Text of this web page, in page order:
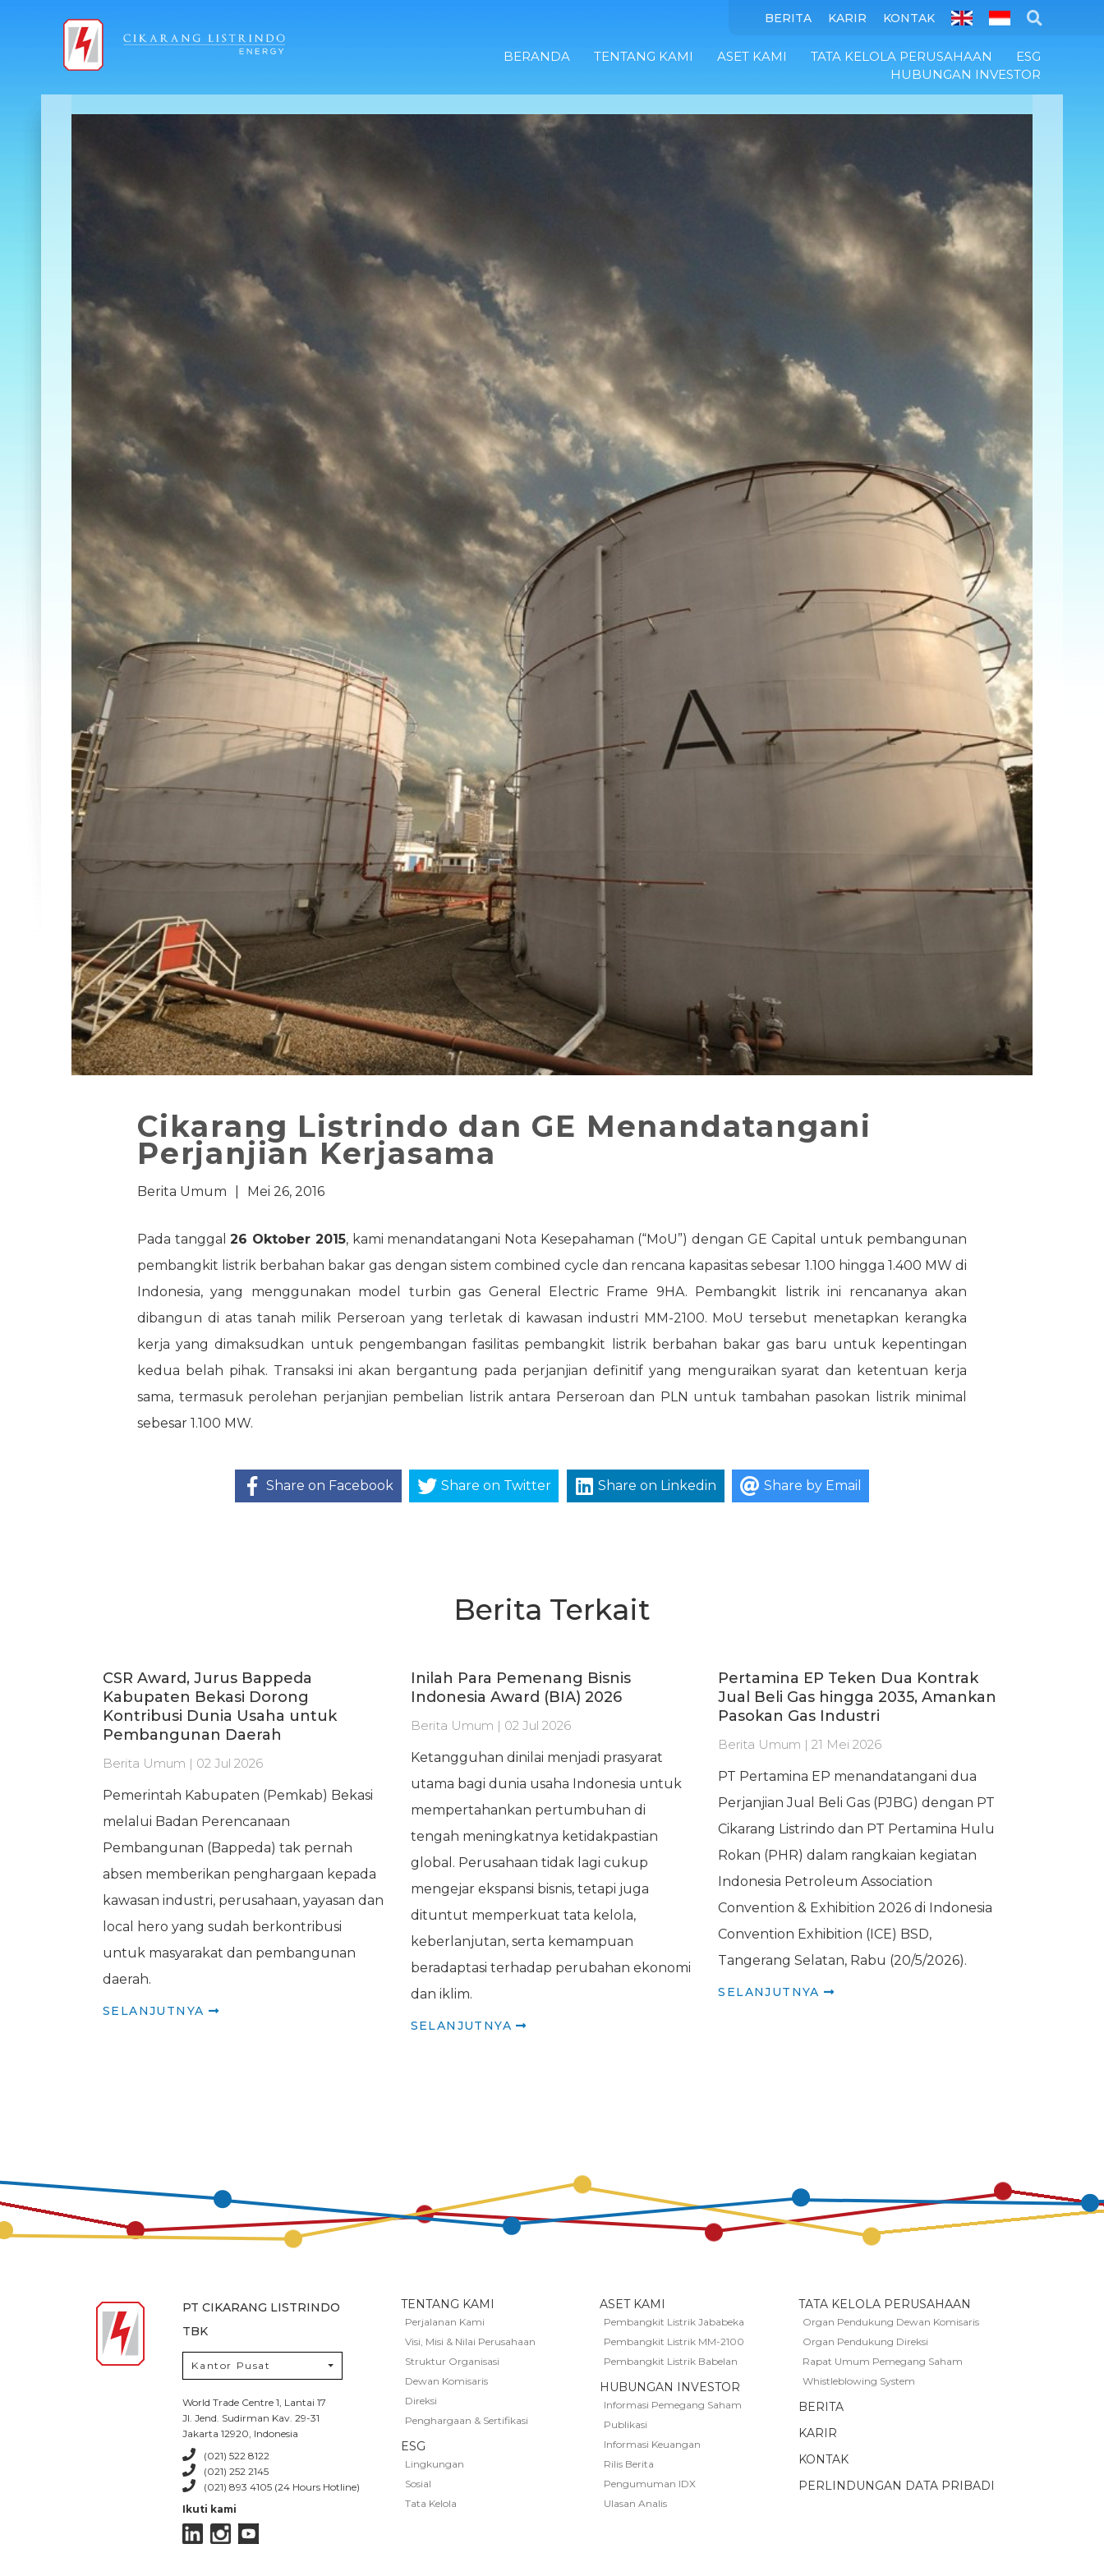
BERITA KARIR KONTAK
BERANDA TENTANG KAMI ASET KAMI TATA KELOLA PERUSAHAAN
ESG
HUBUNGAN INVESTOR
Cikarang Listrindo dan GE Menandatangani
Perjanjian Kerjasama
Berita Umum Mei 26, 2016
Pada tanggal26 Oktober 2015, kami menandatangani Nota Kesepahaman (“MoU”) dengan GE Capital untuk pembangunan
pembangkit listrik berbahan bakar gas dengan sistem combined cycle dan rencana kapasitas sebesar 1.100 hingga 1.400 MW di
Indonesia, yang menggunakan model turbin gas General Electric Frame 9HA. Pembangkit listrik ini rencananya akan
dibangun di atas tanah milik Perseroan yang terletak di kawasan industri MM-2100. MoU tersebut menetapkan kerangka
kerja yang dimaksudkan untuk pengembangan fasilitas pembangkit listrik berbahan bakar gas baru untuk kepentingan
kedua belah pihak. Transaksi ini akan bergantung pada perjanjian definitif yang menguraikan syarat dan ketentuan kerja
sama, termasuk perolehan perjanjian pembelian listrik antara Perseroan dan PLN untuk tambahan pasokan listrik minimal
sebesar 1.100 MW.
Share on Facebook Share on Twitter Share on Linkedin Share by Email
Berita Terkait
CSR Award, Jurus Bappeda
Kabupaten Bekasi Dorong
Kontribusi Dunia Usaha untuk
Pembangunan Daerah
Berita Umum | 02 Jul 2026
Pemerintah Kabupaten (Pemkab) Bekasi
melalui Badan Perencanaan
Pembangunan (Bappeda) tak pernah
absen memberikan penghargaan kepada
kawasan industri, perusahaan, yayasan dan
local hero yang sudah berkontribusi
untuk masyarakat dan pembangunan
daerah.
SELANJUTNYA
Inilah Para Pemenang Bisnis
Indonesia Award (BIA) 2026
Berita Umum | 02 Jul 2026
Ketangguhan dinilai menjadi prasyarat
utama bagi dunia usaha Indonesia untuk
mempertahankan pertumbuhan di
tengah meningkatnya ketidakpastian
global. Perusahaan tidak lagi cukup
mengejar ekspansi bisnis, tetapi juga
dituntut memperkuat tata kelola,
keberlanjutan, serta kemampuan
beradaptasi terhadap perubahan ekonomi
dan iklim.
SELANJUTNYA
Pertamina EP Teken Dua Kontrak
Jual Beli Gas hingga 2035, Amankan
Pasokan Gas Industri
Berita Umum | 21 Mei 2026
PT Pertamina EP menandatangani dua
Perjanjian Jual Beli Gas (PJBG) dengan PT
Cikarang Listrindo dan PT Pertamina Hulu
Rokan (PHR) dalam rangkaian kegiatan
Indonesia Petroleum Association
Convention & Exhibition 2026 di Indonesia
Convention Exhibition (ICE) BSD,
Tangerang Selatan, Rabu (20/5/2026).
SELANJUTNYA
PT CIKARANG LISTRINDO
TBK
Kantor Pusat
World Trade Centre 1, Lantai 17
Jl. Jend. Sudirman Kav. 29-31
Jakarta 12920, Indonesia
(021) 522 8122
(021) 252 2145
(021) 893 4105 (24 Hours Hotline)
Ikuti kami
TENTANG KAMI
Perjalanan Kami
Visi, Misi & Nilai Perusahaan
Struktur Organisasi
Dewan Komisaris
Direksi
Penghargaan & Sertifikasi
ESG
Lingkungan
Sosial
Tata Kelola
ASET KAMI
Pembangkit Listrik Jababeka
Pembangkit Listrik MM-2100
Pembangkit Listrik Babelan
HUBUNGAN INVESTOR
Informasi Pemegang Saham
Publikasi
Informasi Keuangan
Rilis Berita
Pengumuman IDX
Ulasan Analis
TATA KELOLA PERUSAHAAN
Organ Pendukung Dewan Komisaris
Organ Pendukung Direksi
Rapat Umum Pemegang Saham
Whistleblowing System
BERITA
KARIR
KONTAK
PERLINDUNGAN DATA PRIBADI